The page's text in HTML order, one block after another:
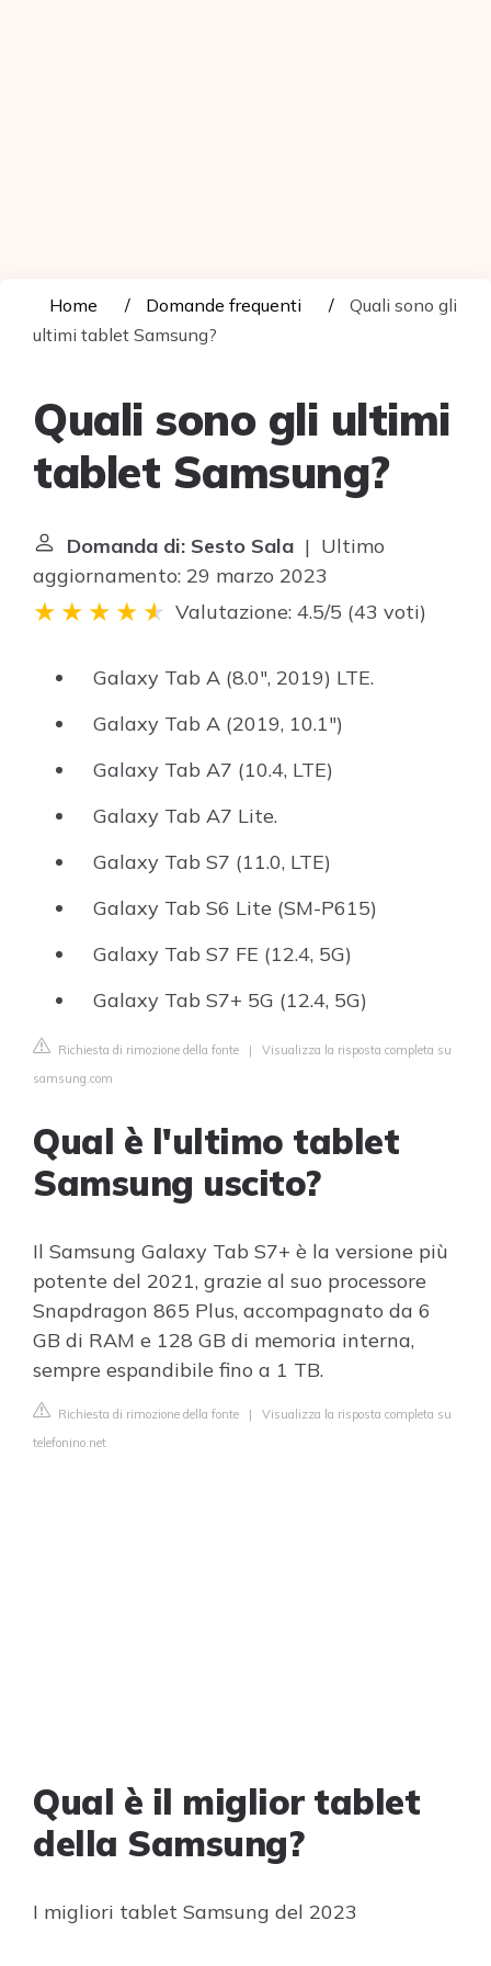
Home Domande frequenti
Quali sono gli
ultimi tablet Samsung?
Quali sono gli ultimi
tablet Samsung?
Domanda di: Sesto Sala | Ultimo
aggiornamento: 29 marzo 2023
Valutazione: 4.5/5 (43 voti)
Galaxy Tab A (8.0", 2019) LTE.
Galaxy Tab A (2019, 10.1")
Galaxy Tab A7 (10.4, LTE)
Galaxy Tab A7 Lite.
Galaxy Tab S7 (11.0, LTE)
Galaxy Tab S6 Lite (SM-P615)
Galaxy Tab S7 FE (12.4, 5G)
Galaxy Tab S7+ 5G (12.4, 5G)
Richiesta di rimozione della fonte | Visualizza la risposta completa su
samsung.com
Qual è l'ultimo tablet
Samsung uscito?
Il Samsung Galaxy Tab S7+ è la versione più
potente del 2021, grazie al suo processore
Snapdragon 865 Plus, accompagnato da 6
GB di RAM e 128 GB di memoria interna,
sempre espandibile fino a 1 TB.
Richiesta di rimozione della fonte | Visualizza la risposta completa su
telefonino.net
Qual è il miglior tablet
della Samsung?
I migliori tablet Samsung del 2023